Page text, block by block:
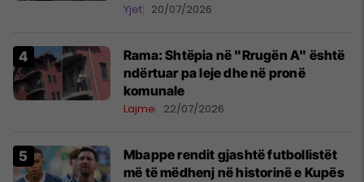
Kupës së Botës
Yjet 20/07/2026
Rama: Shtëpia në "Rrugën A" është
ndërtuar pa leje dhe në pronë
komunale
Lajme 22/07/2026
Mbappe rendit gjashtë futbollistët
më të mëdhenj në historinë e Kupës